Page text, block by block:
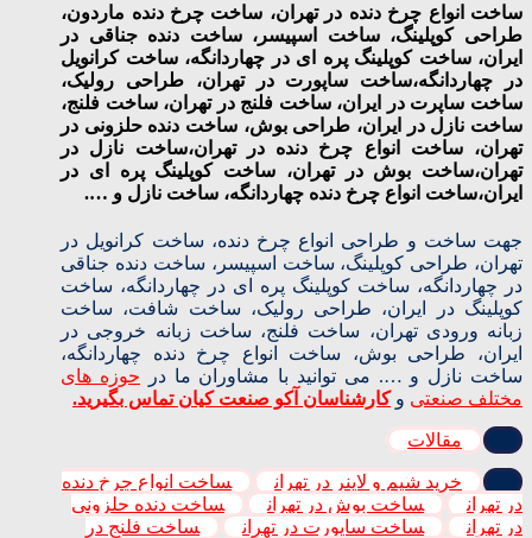
ساخت انواع چرخ دنده در تهران، ساخت چرخ دنده ماردون،
طراحی کوپلینگ، ساخت اسپیسر، ساخت دنده جناقی در
ایران، ساخت کوپلینگ پره ای در چهاردانگه، ساخت کرانویل
در چهاردانگه،ساخت ساپورت در تهران، طراحی رولیک،
ساخت ساپرت در ایران، ساخت فلنج در تهران، ساخت فلنج،
ساخت نازل در ایران، طراحی بوش، ساخت دنده حلزونی در
تهران، ساخت انواع چرخ دنده در تهران،ساخت نازل در
تهران،ساخت بوش در تهران، ساخت کوپلینگ پره ای در
ایران،ساخت انواع چرخ دنده چهاردانگه، ساخت نازل و ….
جهت ساخت و طراحی انواع چرخ دنده، ساخت کرانویل در
تهران، طراحی کوپلینگ، ساخت اسپیسر، ساخت دنده جناقی
در چهاردانگه، ساخت کوپلینگ پره ای در چهاردانگه، ساخت
کوپلینگ در ایران، طراحی رولیک، ساخت شافت، ساخت
زبانه ورودی تهران، ساخت فلنج، ساخت زبانه خروجی در
ایران، طراحی بوش، ساخت انواع چرخ دنده چهاردانگه،
ساخت نازل و …. می توانید با مشاوران ما در حوزه های
مختلف صنعتی وکارشناسان آکو صنعت کیان تماس بگیرید.
مقالات
خرید شیم و لاینر در تهران
ساخت انواع چرخ دنده
در تهران
ساخت بوش در تهران
ساخت دنده حلزونی
در تهران
ساخت ساپورت در تهران ساخت فلنج در